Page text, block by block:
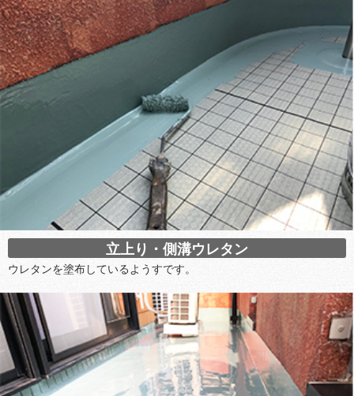
立上り・側溝ウレタン
ウレタンを塗布しているようすです。